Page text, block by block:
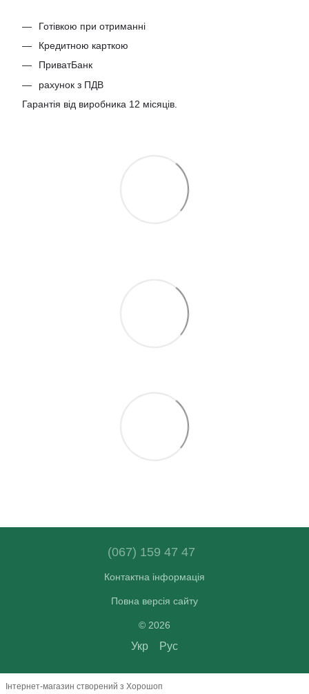
Готівкою при отриманні
Кредитною карткою
ПриватБанк
рахунок з ПДВ
Гарантія від виробника 12 місяців.
(067) 159 47 47
Контактна інформація
Повна версія сайту
© 2026
Укр Рус
Інтернет-магазин створений з Хорошоп